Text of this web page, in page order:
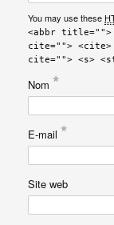
You may use these
<abbr title="">
cite=""> <cite>
cite=""> <s>
Nom *
E-mail *
Site web